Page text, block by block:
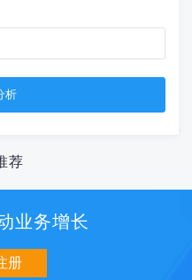
荐
业务增长
册